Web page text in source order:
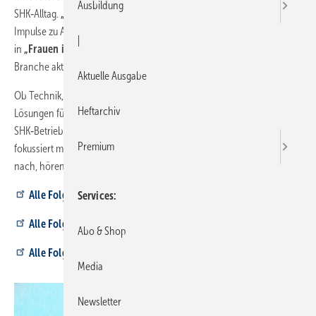
SHK‑Alltag. „Das Handwerk: Macht kurze Prozesse"
Impulse zu Abläufen, Organisation und Digitalisierung im Betrieb. Und
in „Frauen im Handwerk"
Branche aktiv prägen – mit neuen Ideen und modernen Wegen.
Ob Technik, Betriebsführung, Prozessoptimierung oder smarte
Lösungen für den Alltag – unsere Gespräche greifen auf, was
SHK‑Betriebe wirklich bewegt. Mal als offener Austausch, mal kurz und
fokussiert mit klarer Handlungsanleitung.
nach, hören zu und geben Impulse, die im Handwerk weiterhelfen.
AlleFolgen vonSBZ ruft an
AlleFolgen vonDas Handwerk: Macht kurze Prozesse
AlleFolgen von
Ausbildung
Aktuelle Ausgabe
Heftarchiv
Premium
Services
Abo & Shop
Media
Newsletter